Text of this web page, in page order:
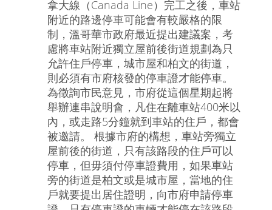
拿大線（Canada Line）完工之後，車站
附近的路邊停車可能會有較嚴格的限
制，溫哥華市政府最近提出建議案，考
慮將車站附近獨立屋前後街道規劃為只
允許住戶停車，城市屋和柏文的街道，
則必須有市府核發的停車證才能停車。
為徵詢市民意見，市府從這個星期起將
舉辦連串說明會，凡住在離車站400米以
內，或走路5分鐘就到車站的住戶，都會
被邀請。 根據市府的構想，車站旁獨立
屋前後的街道，只有該路段的住戶可以
停車，但毋須付停車證費用，如果車站
旁的街道是柏文或是城市屋，當地的住
戶就要提出居住證明，向市府申請停車